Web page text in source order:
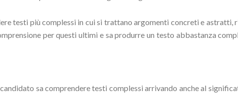
testi più complessi in cui si trattano argomenti concreti e astratti,
per questi ultimi e sa produrre un testo abbastanza
sa comprendere testi complessi arrivando anche al